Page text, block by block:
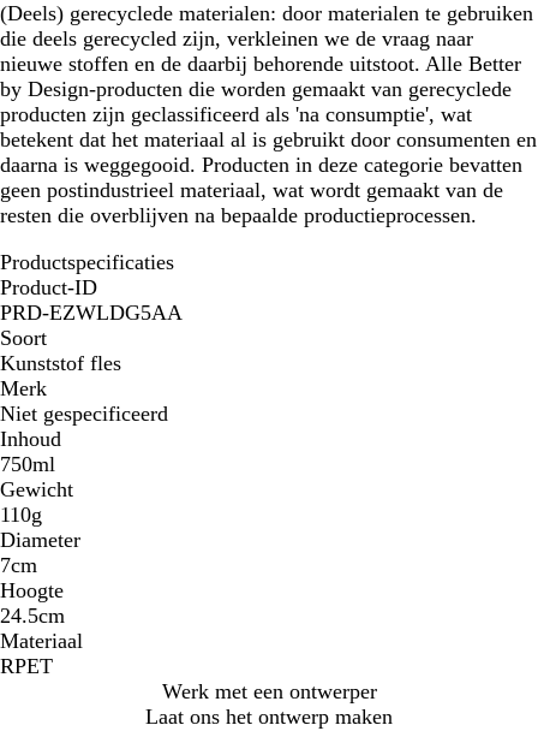
(Deels) gerecyclede materialen: door materialen te gebruiken
die deels gerecycled zijn, verkleinen we de vraag naar
nieuwe stoffen en de daarbij behorende uitstoot. Alle Better
by Design-producten die worden gemaakt van gerecyclede
producten zijn geclassificeerd als 'na consumptie', wat
betekent dat het materiaal al is gebruikt door consumenten en
daarna is weggegooid. Producten in deze categorie bevatten
geen postindustrieel materiaal, wat wordt gemaakt van de
resten die overblijven na bepaalde productieprocessen.
Productspecificaties
Product-ID
PRD-EZWLDG5AA
Soort
Kunststof fles
Merk
Niet gespecificeerd
Inhoud
750ml
Gewicht
110g
Diameter
7cm
Hoogte
24.5cm
Materiaal
RPET
Werk met een ontwerper
Laat ons het ontwerp maken